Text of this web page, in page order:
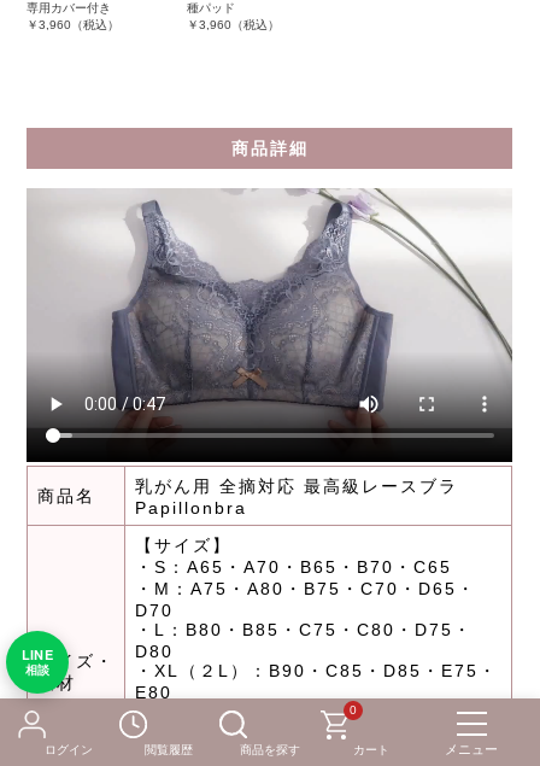
ログイン 閲覧履歴 商品を探す
0
カート
専用カバー付き
￥3,960 （税込）
種パッド
￥3,960 （税込）
商品詳細
商品名
乳がん用 全摘対応 最高級レースブラ
Papillonbra
サイズ・
素材
【サイズ】
・S：A65・A70・B65・B70・C65
・M：A75・A80・B75・C70・D65・
D70
・L：B80・B85・C75・C80・D75・
D80
・XL（２L）：B90・C85・D85・E75・
E80
・XXL（3L）：C90・C95・D90・
D95・E85・E90
【素材】
LINE
相談